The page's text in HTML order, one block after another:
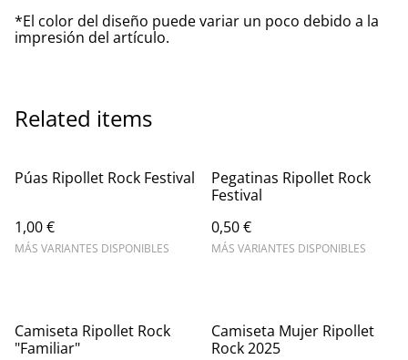
*El color del diseño puede variar un poco debido a la
impresión del artículo.
Related items
Púas Ripollet Rock Festival
1,00 €
MÁS VARIANTES DISPONIBLES
Pegatinas Ripollet Rock
Festival
0,50 €
MÁS VARIANTES DISPONIBLES
Camiseta Ripollet Rock
"Familiar"
Camiseta Mujer Ripollet
Rock 2025